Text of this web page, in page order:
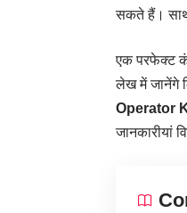
सकते हैं।
एक परफेक्ट
लेख में जानेंगे
Operator
जानकारीयां